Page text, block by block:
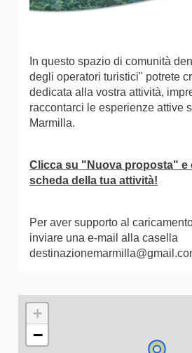
In questo spazio di comunità
degli operatori turistici" potrete
dedicata alla vostra attività,
raccontarci le esperienze attive
Marmilla.
Clicca su "Nuova proposta" e
scheda della tua attività!
Per aver supporto al
inviare una e-mail alla casella
L'elemento seguente è una
+
−